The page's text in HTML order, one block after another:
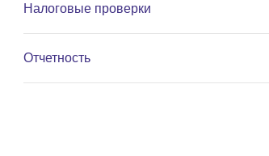
Налоговые проверки
Отчетность